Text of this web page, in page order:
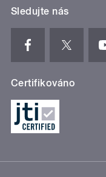
Sledujte nás
Certifikováno